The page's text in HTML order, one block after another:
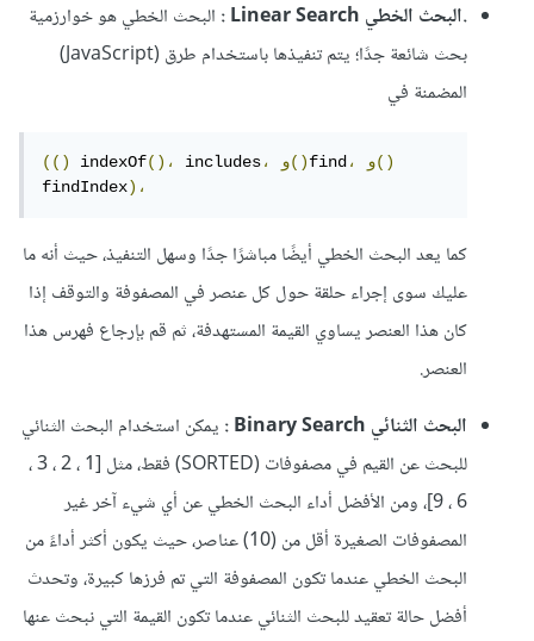
.البحث الخطي Linear Search
البحث الخطي هو خوارزمية
بحث شائعة جدًا؛ يتم تنفيذها باستخدام طرق (JavaScript)
المضمنة في
(() indexOf()، includes، و()find،
و()
findIndex)،
كما يعد البحث الخطي أيضًا مباشرًا جدًا وسهل التنفيذ، حيث أنه ما
عليك سوى إجراء حلقة حول كل عنصر في المصفوفة والتوقف إذا
كان هذا العنصر يساوي القيمة المستهدفة، ثم قم بإرجاع فهرس هذا
العنصر.
البحث الثنائي Binary Search
: يمكن استخدام البحث الثنائي
للبحث عن القيم في مصفوفات (SORTED) فقط، مثل [1 ، 2 ، 3 ،
6 ، 9]، ومن الأفضل أداء البحث الخطي عن أي شيء آخر غير
المصفوفات الصغيرة أقل من (10) عناصر، حيث يكون أكثر أداءً من
البحث الخطي عندما تكون المصفوفة التي تم فرزها كبيرة، وتحدث
أفضل حالة تعقيد للبحث الثنائي عندما تكون القيمة التي نبحث عنها